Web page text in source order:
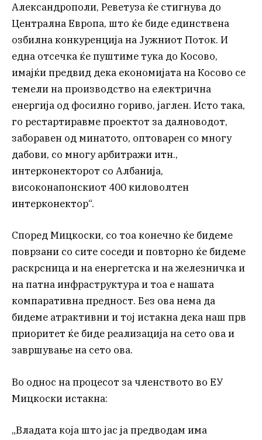
Александрополи, Реветуза ќе стигнува до
Централна Европа, што ќе биде единствена
озбилна конкуренција на Јужниот Поток. И
една отсечка ќе пуштиме тука до Косово,
имајќи предвид дека економијата на Косово се
темели на производство на електрична
енергија од фосилно гориво, јаглен. Исто така,
го рестартиравме проектот за далноводот,
заборавен од минатото, оптоварен со многу
дабови, со многу арбитражи итн.,
интерконекторот со Албанија,
високонапонскиот 400 киловолтен
интерконектор“.
Според Мицкоски, со тоа конечно ќе бидеме
поврзани со сите соседи и повторно ќе бидеме
раскрсница и на енергетска и на железничка и
на патна инфраструктура и тоа е нашата
компаративна предност. Без ова нема да
бидеме атрактивни и тој истакна дека наш прв
приоритет ќе биде реализација на сето ова и
завршување на сето ова.
Во однос на процесот за членството во ЕУ
Мицкоски истакна:
„Владата која што јас ја предводам има